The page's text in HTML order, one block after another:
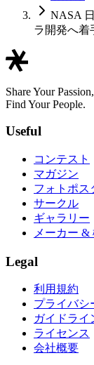
NASA
ラ開発へ着
Share Your Passion,
Find Your People.
Useful
コンテスト
マガジン
フォトポス
サークル
ギャラリー
メーカー &
Legal
利用規約
プライバシ
ガイドライ
ライセンス
会社概要